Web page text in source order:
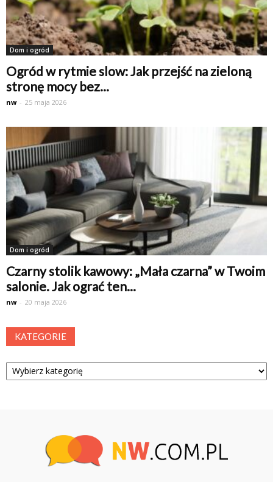
Dom i ogród
Ogród w rytmie slow: Jak przejść na zieloną
stronę mocy bez...
nw - 25 maja 2026
Dom i ogród
Czarny stolik kawowy: „Mała czarna” w Twoim
salonie. Jak ograć ten...
nw - 20 maja 2026
KATEGORIE
Kategorie